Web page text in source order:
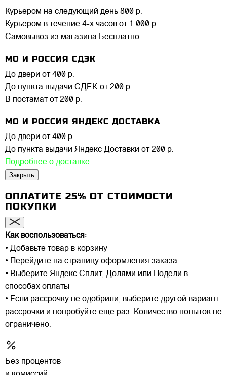
Курьером на следующий день 800 р.
Курьером в течение 4-х часов от 1 000 р.
Самовывоз из магазина Бесплатно
МО И РОССИЯ СДЭК
До двери от 400 р.
До пункта выдачи СДЕК от 200 р.
В постамат от 200 р.
МО И РОССИЯ ЯНДЕКС ДОСТАВКА
До двери от 400 р.
До пункта выдачи Яндекс Доставки от 200 р.
Подробнее о доставке
Закрыть
ОПЛАТИТЕ 25% ОТ СТОИМОСТИ
ПОКУПКИ
Как воспользоваться:
• Добавьте товар в корзину
• Перейдите на страницу оформления заказа
• Выберите Яндекс Сплит, Долями или Подели в
способах оплаты
• Если рассрочку не одобрили, выберите другой вариант
рассрочки и попробуйте еще раз. Количество попыток не
ограничено.
Без процентов